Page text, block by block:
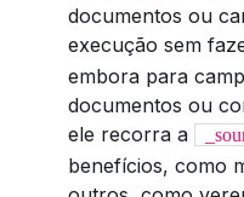
documentos ou
execução sem
embora para
documentos ou
ele recorra a
benefícios, como